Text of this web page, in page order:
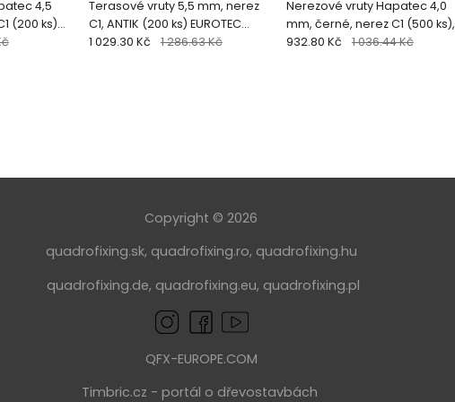
4,5
(200 ks)
Terasové vruty 5,5 mm, nerez
C1, ANTIK (200 ks) EUROTEC
Terrassotec Trilobular
1 029.30 Kč 1 286.63 Kč
Nerezové vruty Hapatec 4,0
mm, černé, nerez C1 (500 ks),
Eurotec
932.80 Kč 1 036.44 Kč
Copyright © 2026
quadrofixing.sk, quadrofixing.ro, quadrofixing.hu
quadrofixing.de, quadrofixing.eu, quadrofixing.pl
QFX-EUROPE.COM
Timbric.cz - portál o dřevostavbách